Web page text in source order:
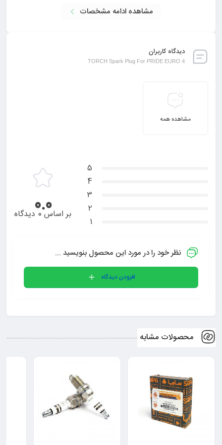
مشاهده ادامه مشخصات
دیدگاه کاربران
TORCH Spark Plug For PRIDE EURO 4
مشاهده همه
5
4
3
2
1
0.0بر اساس 0 دیدگاه
نظر خود را در مورد این محصول بنویسید ...
افزودن دیدگاه
محصولات مشابه